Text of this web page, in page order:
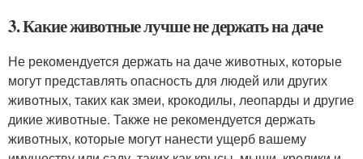
3. Какие животные лучше не держать на даче
Не рекомендуется держать на даче животных, которые
могут представлять опасность для людей или других
животных, таких как змеи, крокодилы, леопарды и другие
дикие животные. Также не рекомендуется держать
животных, которые могут нанести ущерб вашему